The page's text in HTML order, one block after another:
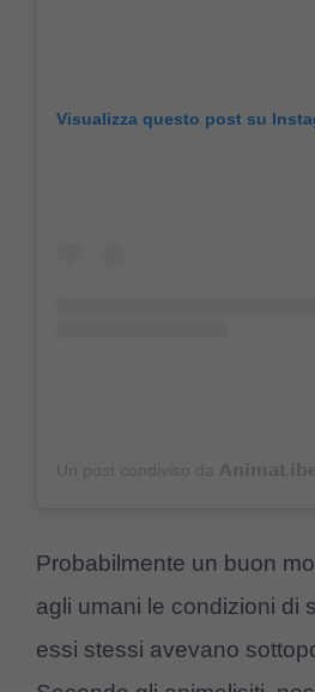
Visualizza questo post su
Probabilmente un buon
agli umani le condizioni di
essi stessi avevano